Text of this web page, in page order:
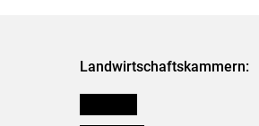
Landwirtschaftskammern: